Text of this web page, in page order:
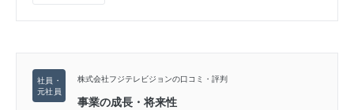
株式会社フジテレビジョンの口コミ・評判
事業の成長・将来性